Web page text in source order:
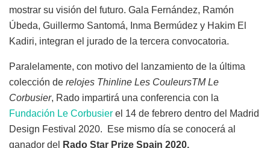
mostrar su visión del futuro. Gala Fernández, Ramón
Úbeda, Guillermo Santomá, Inma Bermúdez y Hakim El
Kadiri, integran el jurado de la tercera convocatoria.
Paralelamente, con motivo del lanzamiento de la última
colección de relojes Thinline Les CouleursTM Le
Corbusier, Rado impartirá una conferencia con la
Fundación Le Corbusier el 14 de febrero dentro del Madrid
Design Festival 2020. Ese mismo día se conocerá al
ganador del
Rado Star Prize Spain 2020.